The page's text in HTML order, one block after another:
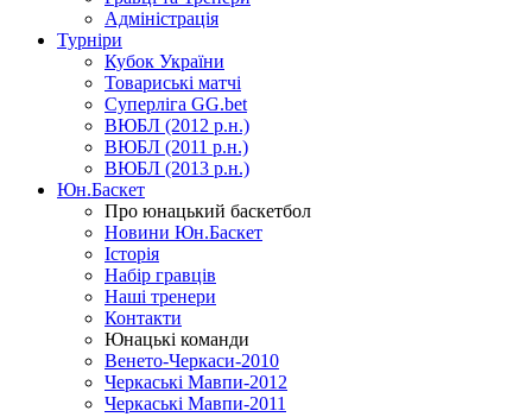
Адміністрація
Турніри
Кубок України
Товариські матчі
Суперліга GG.bet
ВЮБЛ (2012 р.н.)
ВЮБЛ (2011 р.н.)
ВЮБЛ (2013 р.н.)
Юн.Баскет
Про юнацький баскетбол
Новини Юн.Баскет
Історія
Набір гравців
Наші тренери
Контакти
Юнацькі команди
Венето-Черкаси-2010
Черкаські Мавпи-2012
Черкаські Мавпи-2011